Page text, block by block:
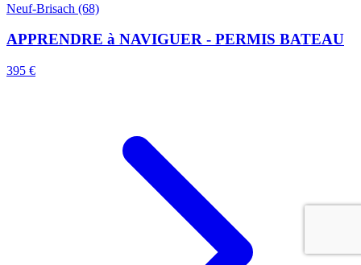
Neuf-Brisach (68)
APPRENDRE à NAVIGUER - PERMIS BATEAU
395 €